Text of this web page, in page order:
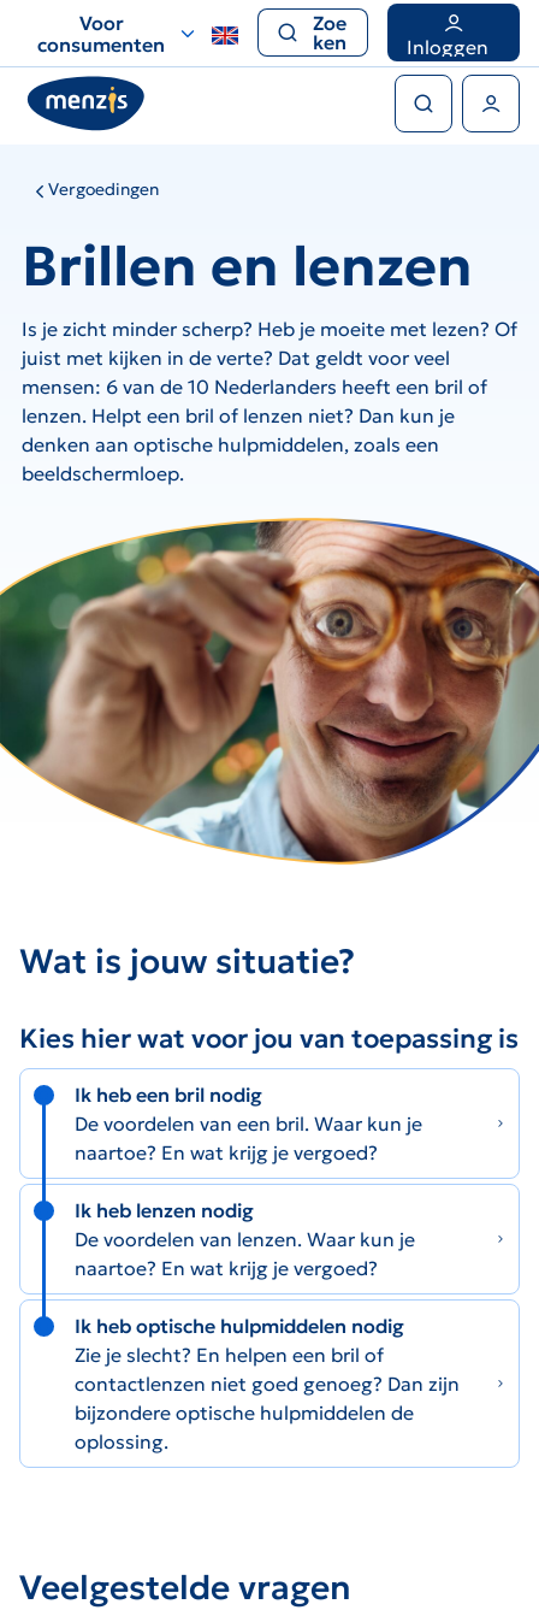
voor
snelle
navigatie
Voor
consumenten
Zoe
ken
Inloggen
Vergoedingen
Brillen en lenzen
Is je zicht minder scherp? Heb je moeite met lezen? Of
juist met kijken in de verte? Dat geldt voor veel
mensen: 6 van de 10 Nederlanders heeft een bril of
lenzen. Helpt een bril of lenzen niet? Dan kun je
denken aan optische hulpmiddelen, zoals een
beeldschermloep.
Wat is jouw situatie?
Kies hier wat voor jou van toepassing is
Ik heb een bril nodig
De voordelen van een bril. Waar kun je
naartoe? En wat krijg je vergoed?
Ik heb lenzen nodig
De voordelen van lenzen. Waar kun je
naartoe? En wat krijg je vergoed?
Ik heb optische hulpmiddelen nodig
Zie je slecht? En helpen een bril of
contactlenzen niet goed genoeg? Dan zijn
bijzondere optische hulpmiddelen de
oplossing.
Veelgestelde vragen